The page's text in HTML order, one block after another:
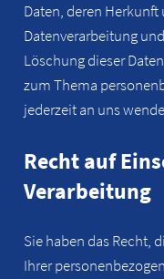
Daten, deren
Datenverarbeitung
Löschung dieser
zum Thema
jederzeit an uns
Recht auf
Verarbeitung
Sie haben das Recht,
Ihrer